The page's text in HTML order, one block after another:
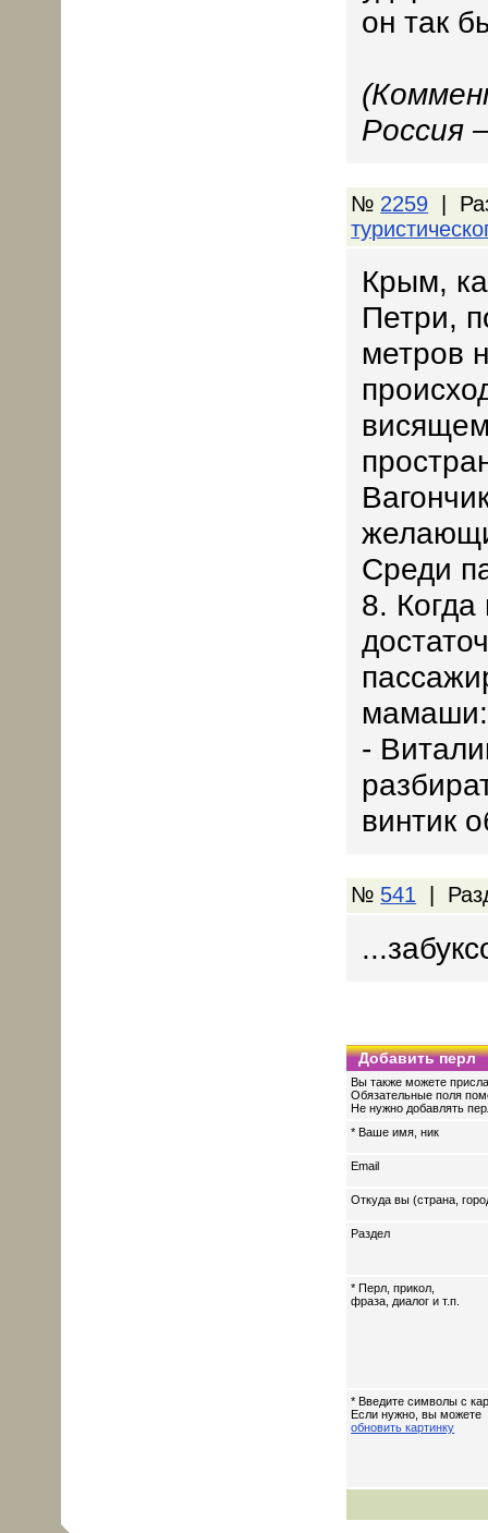
он так
Россия
№ 2259 |
Крым,
Петри,
метров
Среди
8. Когда
мамаши:
-
винтик
№ 541 |
Добавить перл
Вы также можете
Обязательные поля
Не нужно добавлять
* Ваше имя, ник
Email
Откуда вы (страна,
Раздел
* Перл, прикол,
фраза, диалог и т.п.
* Введите символы с
Если нужно, вы можете
обновить картинку